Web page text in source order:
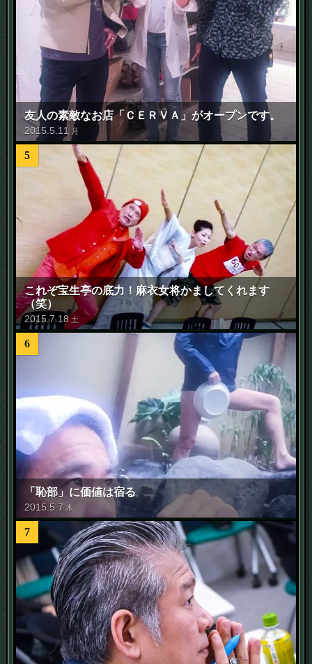
友人の素敵なお店「ＣＥＲＶＡ」がオープンです。
2015 5 11 月
5
これぞ宝生亭の底力！麻衣女将かましてくれます
（笑）
2015.7. 18 土
6
「恥部」に価値は宿る
2015 5 .7 木
7